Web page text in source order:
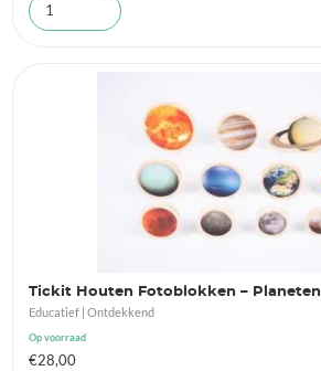
Tickit Houten Fotoblokken – Planeten
Educatief | Ontdekkend
Op voorraad
€28,00